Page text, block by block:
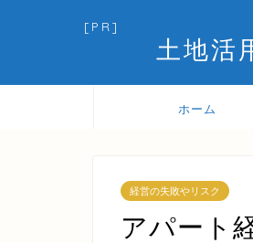
[PR]
土地活
ホーム
経営の失敗やリスク
アパート